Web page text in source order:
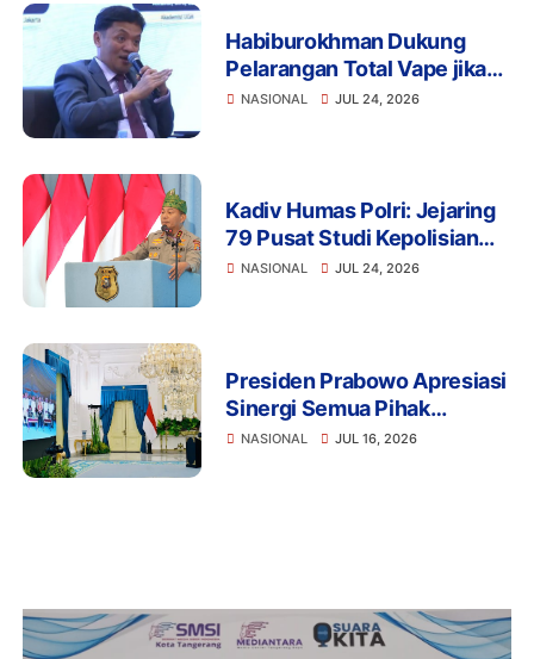
Habiburokhman Dukung
Pelarangan Total Vape jika
Disalahgunakan untuk
NASIONAL JUL 24, 2026
Kadiv Humas Polri: Jejaring
79 Pusat Studi Kepolisian
Perkuat Transformasi Polri
NASIONAL JUL 24, 2026
Presiden Prabowo Apresiasi
Sinergi Semua Pihak
Wujudkan Proyek LNG
NASIONAL JUL 16, 2026